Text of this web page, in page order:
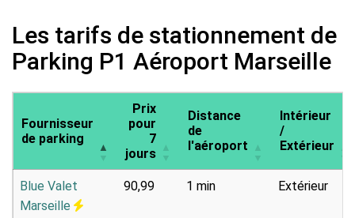
Les tarifs de stationnement de
Parking P1 Aéroport Marseille
Fournisseur
de parking
Prix
pour
7
jours
Distance
de
l'aéroport
Intérieur
/
Extérieur
Blue Valet
Marseille
90,99 1 min Extérieur